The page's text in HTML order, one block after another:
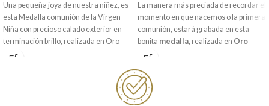
Una pequeña joya de nuestra niñez, es
esta Medalla comunión de la Virgen
Niña con precioso calado exterior en
terminación brillo, realizada en Oro
Amarillo de 18 quilates. Una pieza de
La manera más preciada de recordar el
momento en que nacemos o la primera
comunión, estará grabada en esta
bonita medalla, realizada en Oro
amarillo de 18 kilates
Recógela en nuestras tiendas de
Málaga, o cómprala online y te la